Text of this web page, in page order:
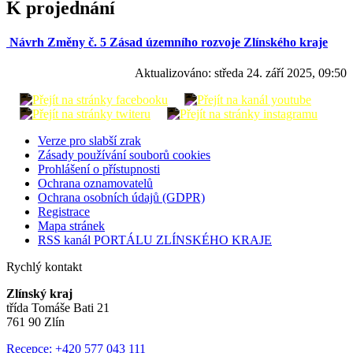
K projednání
Návrh Změny č. 5 Zásad územního rozvoje Zlínského kraje
Aktualizováno: středa 24. září 2025, 09:50
Verze pro slabší zrak
Zásady používání souborů cookies
Prohlášení o přístupnosti
Ochrana oznamovatelů
Ochrana osobních údajů (GDPR)
Registrace
Mapa stránek
RSS kanál PORTÁLU ZLÍNSKÉHO KRAJE
Rychlý kontakt
Zlínský kraj
třída Tomáše Bati 21
761 90 Zlín
Recepce: +420 577 043 111